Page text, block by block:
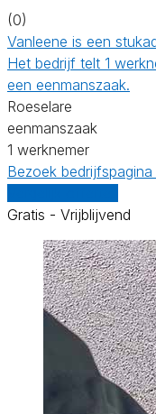
(0)
Vanleene is een
Het bedrijf telt 1
een eenmanszaak.
Roeselare
eenmanszaak
1 werknemer
Bezoek bedrijfspagina
Gratis - Vrijblijvend